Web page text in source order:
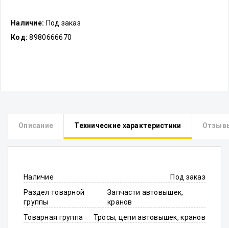
Наличие: Под заказ
Код: 8980666670
Описание Технические характеристики
Наличие
Под заказ
Раздел товарной
группы
Запчасти автовышек,
кранов
Товарная группа
Тросы, цепи автовышек, кранов